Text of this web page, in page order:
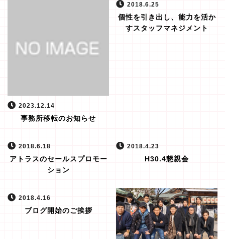
2023.12.14
事務所移転のお知らせ
2018.6.25
個性を引き出し、能力を活か
すスタッフマネジメント
2018.6.18
アトラスのセールスプロモー
ション
2018.4.23
H30.4懇親会
2018.4.16
ブログ開始のご挨拶